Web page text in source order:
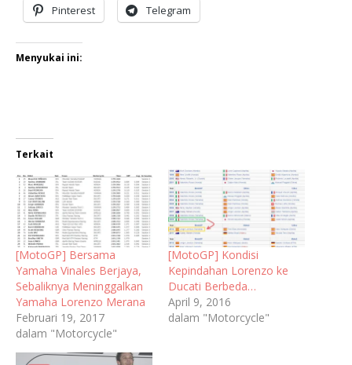
Pinterest Telegram
Menyukai ini:
Terkait
[MotoGP] Bersama
Yamaha Vinales Berjaya,
Sebaliknya Meninggalkan
Yamaha Lorenzo Merana
Februari 19, 2017
dalam "Motorcycle"
[MotoGP] Kondisi
Kepindahan Lorenzo ke
Ducati Berbeda…
April 9, 2016
dalam "Motorcycle"